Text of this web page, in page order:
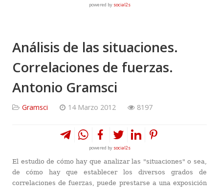
powered by social2s
Análisis de las situaciones.
Correlaciones de fuerzas.
Antonio Gramsci
Gramsci 14 Marzo 2012 8197
powered by social2s
El estudio de cómo hay que analizar las "situaciones" o sea,
de cómo hay que establecer los diversos grados de
correlaciones de fuerzas, puede prestarse a una exposición